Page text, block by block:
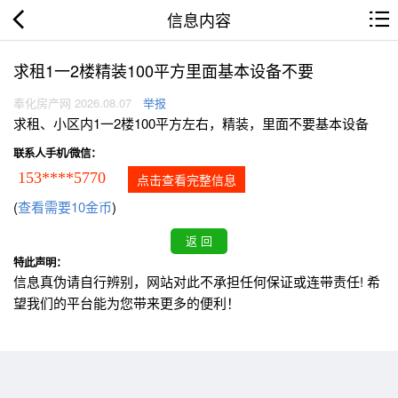
信息内容
求租1一2楼精装100平方里面基本设备不要
奉化房产网 2026.08.07 举报
求租、小区内1一2楼100平方左右，精装，里面不要基本设备
联系人手机/微信：
153****5770 点击查看完整信息
(查看需要10金币)
特此声明：
信息真伪请自行辨别，网站对此不承担任何保证或连带责任! 希
望我们的平台能为您带来更多的便利！